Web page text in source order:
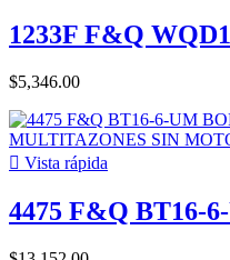
1233F F&Q
$5,346.00
 Vista rápida
4475 F&Q BT16-